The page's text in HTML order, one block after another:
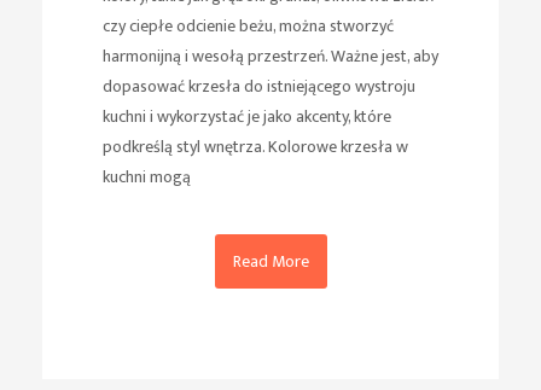
czy ciepłe odcienie beżu, można stworzyć
harmonijną i wesołą przestrzeń. Ważne jest, aby
dopasować krzesła do istniejącego wystroju
kuchni i wykorzystać je jako akcenty, które
podkreślą styl wnętrza. Kolorowe krzesła w
kuchni mogą
Read More